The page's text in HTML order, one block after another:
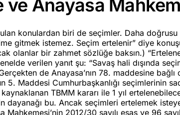
ve Anayasa
konulardan biri de seçimler. Daha
gitmek istemez. Seçim ertelenir” diye
olanlar bir zahmet sözlüğe baksın.)
verilen yanıt şu: “Savaş hali dışında
de Anayasa’nın 78. maddesine bağlı
5. Maddesi Cumhurbaşkanlığı seçimlerinin
TBMM kararı ile 1 yıl
dayanağı bu. Ancak seçimleri ertelemek
2012/30 sayılı esas ve 96